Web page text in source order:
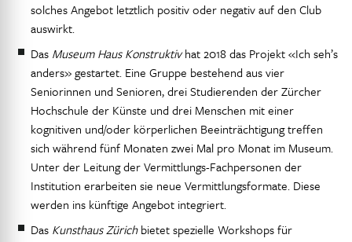
solches Angebot letztlich positiv oder negativ auf den Club
auswirkt.
Das Museum Haus Konstruktivhat 2018 das Projekt «Ich seh’s
anders» gestartet. Eine Gruppe bestehend aus vier
Seniorinnen und Senioren, drei Studierenden der Zürcher
Hochschule der Künste und drei Menschen mit einer
kognitiven und/oder körperlichen Beeinträchtigung treffen
sich während fünf Monaten zwei Mal pro Monat im Museum.
Unter der Leitung der Vermittlungs-Fachpersonen der
Institution erarbeiten sie neue Vermittlungsformate. Diese
werden ins künftige Angebot integriert.
Das Kunsthaus Zürichbietet spezielle Workshops für